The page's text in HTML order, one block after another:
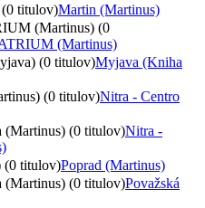
titulov)Martin (Martinus)
(Martinus) (0
(Martinus)
(0 titulov)Myjava (Kniha
(0 titulov)Nitra - Centro
(Martinus) (0 titulov)Nitra -
(0 titulov)Poprad (Martinus)
(Martinus) (0 titulov)Považská